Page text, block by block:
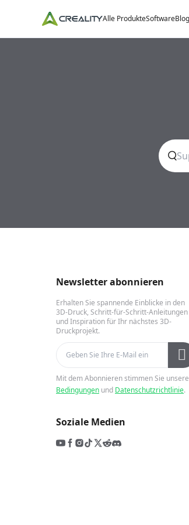
Alle ProdukteSoftwareBlog
Newsletter abonnieren
Erhalten Sie spannende Einblicke in den
3D-Druck, Schritt-für-Schritt-Anleitungen
und Inspiration für Ihr nächstes 3D-
Druckprojekt.
Mit dem Abonnieren stimmen Sie
Bedingungen und Datenschutzrichtlinie.
Soziale Medien